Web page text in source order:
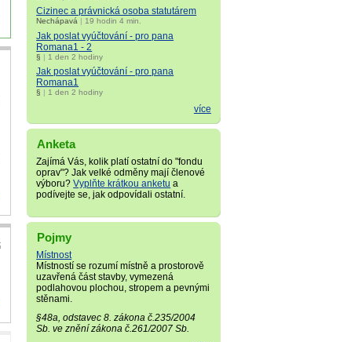
Cizinec a právnická osoba statutárem
Nechápavá 19 hodin 4 min.
Jak poslat vyúčtování - pro pana
Romana1 - 2
§ | 1 den 2 hodiny
Jak poslat vyúčtování - pro pana
Romana1
§ | 1 den 2 hodiny
více
Anketa
Zajímá Vás, kolik platí ostatní do "fondu
oprav"? Jak velké odměny mají členové
výboru?Vyplňte krátkou anketu a
podívejte se, jak odpovídali ostatní.
Pojmy
Místnost
Místností se rozumí místně a prostorově
uzavřená část stavby, vymezená
podlahovou plochou, stropem a pevnými
stěnami.
§48a, odstavec 8. zákona č.235/2004
Sb. ve znění zákona č.261/2007 Sb.